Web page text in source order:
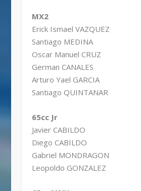
MX2
Erick Ismael VAZQUEZ
Santiago MEDINA
Oscar Manuel CRUZ
German CANALES
Arturo Yael GARCIA
Santiago QUINTANAR
65cc Jr
Javier CABILDO
Diego CABILDO
Gabriel MONDRAGON
Leopoldo GONZALEZ